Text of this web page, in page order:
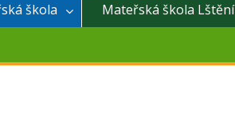
škola Mateřská škola Lštění